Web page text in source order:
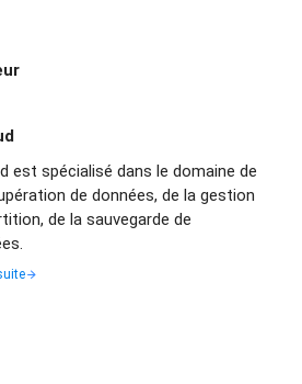
est spécialisé dans le domaine de
de données, de la gestion
de la sauvegarde de